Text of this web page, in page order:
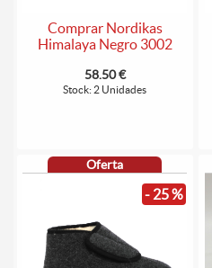
Comprar Nordikas
Himalaya Negro 3002
58.50 €
Stock: 2 Unidades
Oferta
- 25 %